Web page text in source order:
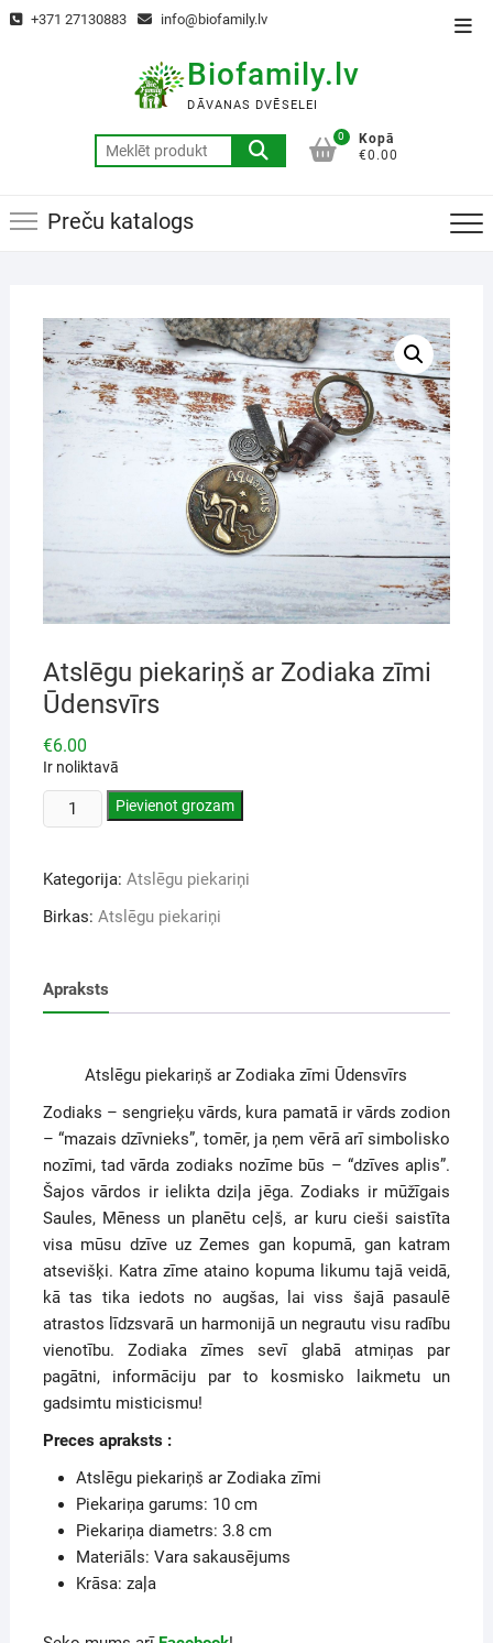
+371 27130883 info@biofamily.lv
Biofamily.lv
DĀVANAS DVĒSELEI
0
Kopā
€0.00
Preču katalogs
Atslēgu piekariņš ar Zodiaka zīmi
Ūdensvīrs
€6.00
Ir noliktavā
Pievienot grozam
Kategorija: Atslēgu piekariņi
Birkas: Atslēgu piekariņi
Apraksts
Atslēgu piekariņš ar Zodiaka zīmi Ūdensvīrs
Zodiaks – sengrieķu vārds, kura pamatā ir vārds zodion
– “mazais dzīvnieks”, tomēr, ja ņem vērā arī simbolisko
nozīmi, tad vārda zodiaks nozīme būs – “dzīves aplis”.
Šajos vārdos ir ielikta dziļa jēga. Zodiaks ir mūžīgais
Saules, Mēness un planētu ceļš, ar kuru cieši saistīta
visa mūsu dzīve uz Zemes gan kopumā, gan katram
atsevišķi. Katra zīme ataino kopuma likumu tajā veidā,
kā tas tika iedots no augšas, lai viss šajā pasaulē
atrastos līdzsvarā un harmonijā un negrautu visu radību
vienotību. Zodiaka zīmes sevī glabā atmiņas par
pagātni, informāciju par to kosmisko laikmetu un
gadsimtu misticismu!
Preces apraksts :
Atslēgu piekariņš ar Zodiaka zīmi
Piekariņa garums: 10 cm
Piekariņa diametrs: 3.8 cm
Materiāls: Vara sakausējums
Krāsa: zaļa